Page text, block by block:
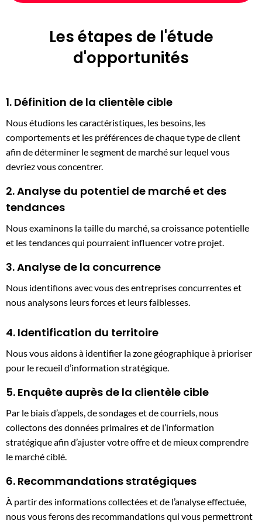
Les étapes de l'étude
d'opportunités
1. Définition de la clientèle cible
Nous étudions les caractéristiques, les besoins, les
comportements et les préférences de chaque type de client
afin de déterminer le segment de marché sur lequel vous
devriez vous concentrer.
2. Analyse du potentiel de marché et des
tendances
Nous examinons la taille du marché, sa croissance potentielle
et les tendances qui pourraient influencer votre projet.
3. Analyse de la concurrence
Nous identifions avec vous des entreprises concurrentes et
nous analysons leurs forces et leurs faiblesses.
4. Identification du territoire
Nous vous aidons à identifier la zone géographique à prioriser
pour le recueil d’information stratégique.
5. Enquête auprès de la clientèle cible
Par le biais d’appels, de sondages et de courriels, nous
collectons des données primaires et de l’information
stratégique afin d’ajuster votre offre et de mieux comprendre
le marché ciblé.
6. Recommandations stratégiques
À partir des informations collectées et de l’analyse effectuée,
nous vous ferons des recommandations qui vous permettront